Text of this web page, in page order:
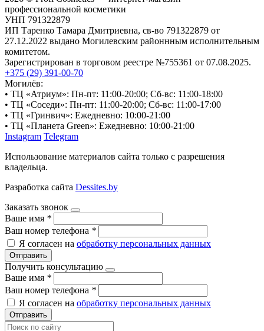
профессиональной косметики
УНП 791322879
ИП Таренко Тамара Дмитриевна, св-во 791322879 от
27.12.2022 выдано Могилевским районнным исполнительным
комитетом.
Зарегистрирован в торговом реестре №755361 от 07.08.2025.
+375 (29) 391-00-70
Могилёв:
• ТЦ «Атриум»: Пн-пт: 11:00-20:00; Сб-вс: 11:00-18:00
• ТЦ «Соседи»: Пн-пт: 11:00-20:00; Сб-вс: 11:00-17:00
• ТЦ «Гринвич»: Ежедневно: 10:00-21:00
• ТЦ «Планета Green»: Ежедневно: 10:00-21:00
Instagram Telegram
Использование материалов сайта только с разрешения
владельца.
Разработка сайта Dessites.by
Заказать звонок
Ваше имя *
Ваш номер телефона *
Я согласен на обработку персональных данных
Отправить
Получить консультацию
Ваше имя *
Ваш номер телефона *
Я согласен на обработку персональных данных
Отправить